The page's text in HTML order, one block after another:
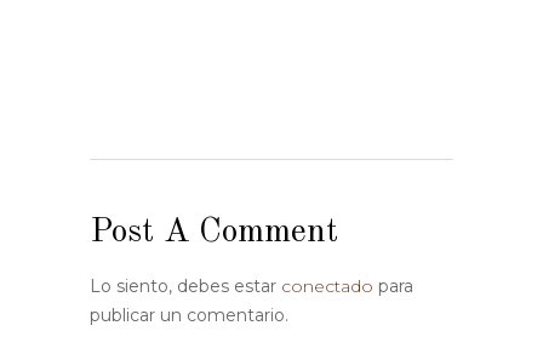
Post A Comment
Lo siento, debes estar conectado para
publicar un comentario.